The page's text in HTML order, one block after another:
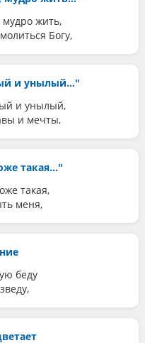
мудро жить,
Богу,
и унылый..."
и унылый,
и мечты,
такая..."
такая,
меня,
беду